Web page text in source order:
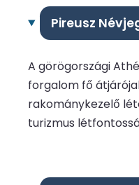
Pireusz
A görögországi
forgalom fő
rakománykezelő
turizmus